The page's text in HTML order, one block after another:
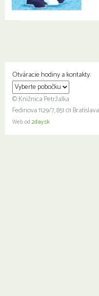
Otváracie hodiny a kontakty:
© Knižnica Petržalka
Fedinova 1129/7, 851 01 Bratislava
Web od 2day.sk